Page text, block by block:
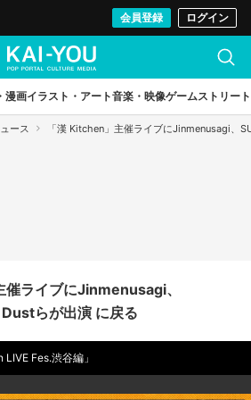
会員登録 ログイン
漫画イラスト・アート音楽・映像ゲームストリート
ース 「漢 Kitchen」主催ライブにJinmenusagi、
催ライブにJinmenusagi、
らが出演 に戻る
Fes.渋谷編」